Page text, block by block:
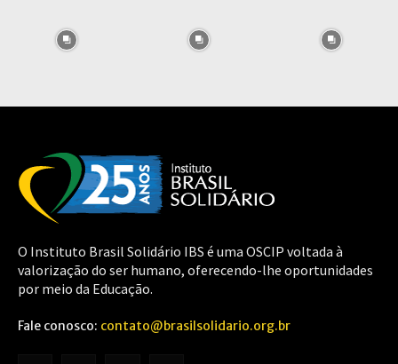
O Instituto Brasil Solidário IBS é uma OSCIP voltada à
valorização do ser humano, oferecendo-lhe oportunidades
por meio da Educação.
Fale conosco: contato@brasilsolidario.org.br